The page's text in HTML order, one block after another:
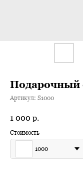
Подарочный
Артикул: S1000
1 000 р.
Стоимость
1000